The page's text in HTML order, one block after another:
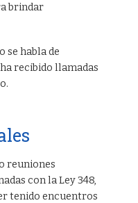
brindar
se habla de
recibido llamadas
reuniones
con la Ley 348,
tenido encuentros